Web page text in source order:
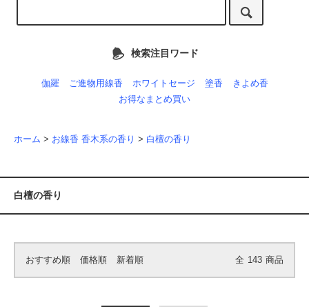
検索注目ワード
伽羅 ご進物用線香 ホワイトセージ 塗香
きよめ香
お得なまとめ買い
ホーム > お線香 香木系の香り > 白檀の香り
白檀の香り
おすすめ順 価格順 新着順 全 143 商品